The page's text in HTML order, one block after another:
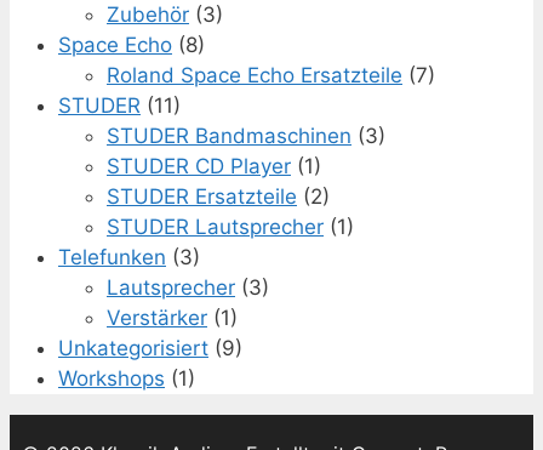
Zubehör (3)
Space Echo (8)
Roland Space Echo Ersatzteile (7)
STUDER (11)
STUDER Bandmaschinen (3)
STUDER CD Player (1)
STUDER Ersatzteile (2)
STUDER Lautsprecher (1)
Telefunken (3)
Lautsprecher (3)
Verstärker (1)
Unkategorisiert (9)
Workshops (1)